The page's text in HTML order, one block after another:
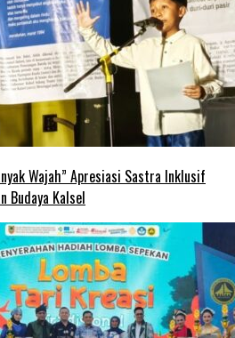
Wajah” Apresiasi Sastra Inklusif
Budaya Kalsel